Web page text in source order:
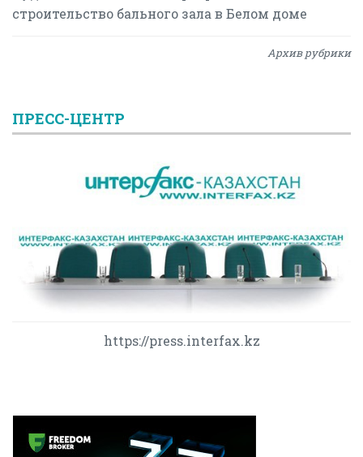
строительство бального зала в Белом доме
Архив рубрики
ПРЕСС-ЦЕНТР
https://press.interfax.kz